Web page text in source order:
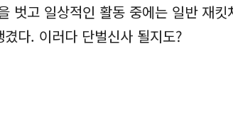
벗고 일상적인 활동 중에는 일반 재
다. 이러다 단벌신사 될지도?